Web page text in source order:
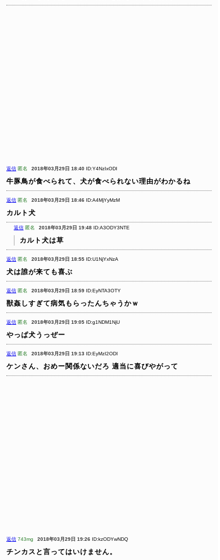
返信 匿名 2018年03月29日 18:40 ID:Y4NzIxODI
牛豚鳥が食べられて、犬が食べられない理由がわかるね
返信 匿名 2018年03月29日 18:46 ID:A4MjYyMzM
カルト犬
返信 匿名 2018年03月29日 19:48 ID:A3ODY3NTE
カルト犬は草
返信 匿名 2018年03月29日 18:55 ID:U1NjYxNzA
犬は誰が来ても喜ぶ
返信 匿名 2018年03月29日 18:59 ID:EyNTA3OTY
獣姦しすぎて病気もらったんちゃうかｗ
返信 匿名 2018年03月29日 19:05 ID:g1NDM1NjU
やっぱ犬うっぜー
返信 匿名 2018年03月29日 19:13 ID:EyMzI2ODI
ケンさん、おめー関係ないだろ 適当に喜びやがって
返信 743mg 2018年03月29日 19:26 ID:kzODYwNDQ
チンカスと言ってはいけません。